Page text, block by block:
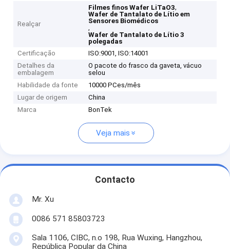
Realçar
Filmes finos Wafer LiTaO3,
Wafer de Tantalato de Lítio em
Sensores Biomédicos
,
Wafer de Tantalato de Lítio 3
polegadas
Certificação
ISO:9001, ISO:14001
Detalhes da
embalagem
O pacote do frasco da gaveta, vácuo
selou
Habilidade da fonte
10000 PCes/mês
Lugar de origem
China
Marca
BonTek
Veja mais
Contacto
Mr. Xu
0086 571 85803723
Sala 1106, CIBC, n.o 198, Rua Wuxing, Hangzhou,
República Popular da China